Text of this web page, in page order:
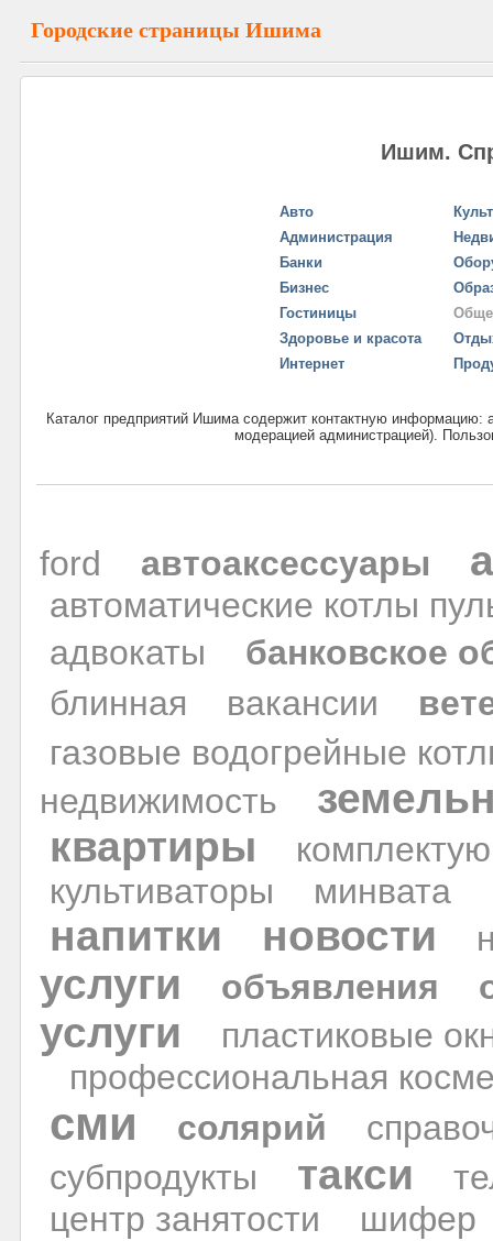
Городские страницы Ишима
Ишим.
Авто
Администрация
Банки
Бизнес
Гостиницы
Здоровье и красота
Интернет
Каталог предприятий Ишима содержит контактную
модерацией администрацией).
ford автоаксессуары
автоматические котлы
адвокаты
банковское
блинная
вакансии
газовые водогрейные
недвижимость
квартиры
культиваторы
минвата
напитки новости
услуги объявления
услуги
пластиковые
профессиональная
сми солярий
субпродукты
такси
центр занятости
шифер